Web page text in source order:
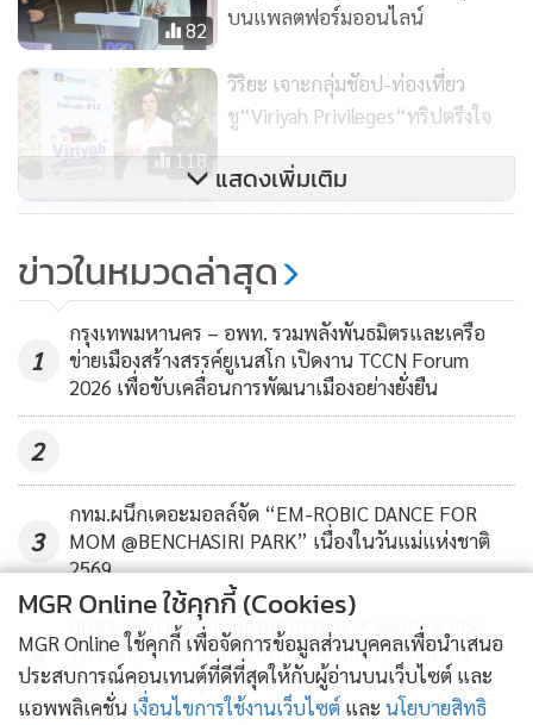
รอบ หรือ เทศกาลปีใหม่ คริสต์มาส หรือของขวัญแทนใจในทุก
ความสัมพันธ์ โดย CENTRAL ซึ่งเป็นห้างสรรพสินค้าที่อยู่เคียง
ข้างคนไทยมากว่า 78 ปี ถือเป็นสัญลักษณ์ของแรงบันดาลใจและ
การให้ที่ลูกค้าไว้วางใจและนึกถึงเป็นที่แรกเสมอ การจับมือร่วม
กันครั้งนี้จึงผสานความแข็งแกร่งของทั้งสองแบรนด์ ยกระดับ
ประสบการณ์การให้ของขวัญที่ตอบโจทย์ไลฟ์สไตล์ลูกค้ายุคใหม่
82
บนแพลตฟอร์มออนไลน์
118
วิริยะ เจาะกลุ่มชัอป-ท่องเที่ยว
ชู“Viriyah Privileges“ทริปตรึงใจ
45
AIS คว้า 2 รางวัลชนะเลิศ จากเวที
Telecom Awards ประจำปี 2025
แสดงเพิ่มเติม
ข่าวในหมวดล่าสุด
1
กรุงเทพมหานคร – อพท. รวมพลังพันธมิตรและเครือ
ข่ายเมืองสร้างสรรค์ยูเนสโก เปิดงาน TCCN Forum
2026 เพื่อขับเคลื่อนการพัฒนาเมืองอย่างยั่งยืน
2
3
กทม.ผนึกเดอะมอลล์จัด “EM-ROBIC DANCE FOR
MOM @BENCHASIRI PARK” เนื่องในวันแม่แห่งชาติ
2569
4
สกสว. ผนึก DIP คิกออฟมหกรรม IP X Venture Rise
Thailand 2026 สร้างระบบนิเวศเชื่อมทรัพย์สินทาง
ปัญญาผ่านกองทุน ววน. เพิ่มคุณค่างานวิจัยไทย
MGR Online ใช้คุกกี้ (Cookies)
MGR Online ใช้คุกกี้ เพื่อจัดการข้อมูลส่วนบุคคลเพื่อนำเสนอ
ประสบการณ์คอนเทนต์ที่ดีที่สุดให้กับผู้อ่านบนเว็บไซต์ และ
แอพพลิเคชั่น เงื่อนไขการใช้งานเว็บไซต์ และ นโยบายสิทธิ